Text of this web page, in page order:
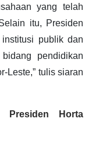
yang telah
itu, Presiden
publik dan
pendidikan
Leste,” tulis siaran
Presiden Horta